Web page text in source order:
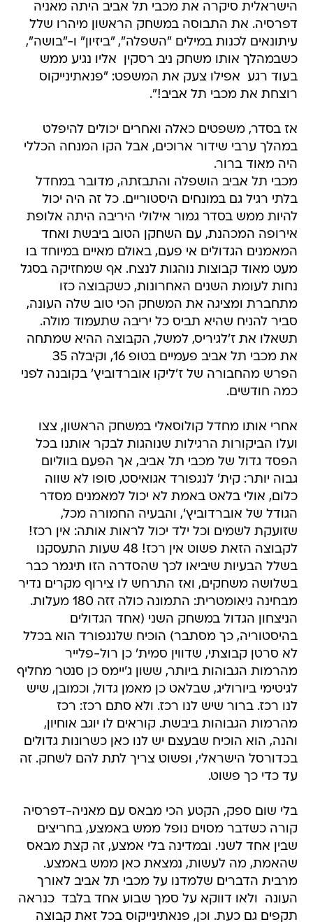
עיתונאים לכנות במילים "השפלה", "ביזיון" ו-"בושה",
כשבמהלך אותו משחק ניב רסקין  אליו נגיע ממש
בעוד רגע  אפילו צעק את המשפט: "פנאתינייקוס
רוצחת את מכבי תל אביב!".
אז בסדר, משפטים כאלה ואחרים יכולים להיפלט
היה מאוד ברור.
מכבי תל אביב הושפלה והתבזתה, מדובר במחדל
בלתי רגיל גם במונחים היסטוריים. כל זה היה יכול
להיות ממש בסדר גמור אילולי היריבה היתה אלופת
אירופה המכהנת, עם השחקן הטוב ביבשת ואחד
המאמנים הגדולים אי פעם, באולם מאיים במיוחד בו
מעט מאוד קבוצות נוהגות לנצח. אף שמחזיקה בסגל
נחות לעומת השנים האחרונות, כשקבוצה כזו
מתחברת ומציגה את המשחק הכי טוב שלה העונה,
סביר להניח שהיא תביס כל יריבה שתעמוד מולה.
תשאלו את ז'לגיריס, למשל, הקבוצה ההיא שמתחה
את מכבי תל אביב פעמיים בטופ 16, וקיבלה 35
הפרש מהחבורה של ז'ליקו אוברדוביץ' בקובנה לפני
כמה חודשים.
אחרי אותו מחדל קולוסאלי במשחק הראשון, צצו
הפסד גדול של מכבי תל אביב, אך הפעם בווליום
גבוה יותר: קית' לנגפורד אגואיסט, סופו לא שווה
כלום, אולי בלאט באמת לא יכול למאמנים מסדר
הגודל של אוברדוביץ', והבעיה החמורה מכל,
שזועקת לשמים וכל ילד יכול לראות אותה: אין רכז!
לקבוצה הזאת פשוט אין רכז! 48 שעות התעסקנו
בשלל הבעיות שיביאו לכך שהסדרה הזו תיגמר כבר
בשלושה משחקים, ואז התרחש לו צירוף מקרים נדיר
מבחינה גיאומטרית: התמונה כולה זזה 180 מעלות.
הניצחון הגדול במשחק השני (אחד הגדולים
בהיסטוריה, כך מסתבר) הוכיח שלנגפורד הוא בכלל
לא סרטן קבוצתי, שדווין סמית' כן רול-פלייר
מהרמות הגבוהות ביותר, ששון ג'יימס כן סנטר מחליף
לגיטימי ביורוליג, שבלאט כן מאמן גדול, וכמובן, שיש
לנו רכז. ברור שיש לנו רכז. ולא סתם רכז: רכז
מהרמות הגבוהות ביבשת. קוראים לו יוגב אוחיון,
והנה, הוא הוכיח שבעצם יש לנו כאן כשרונות גדולים
בכדורסל הישראלי, ופשוט צריך לתת להם לשחק. זה
עד כדי כך פשוט.
בלי שום ספק, הקטע הכי מבאס עם מאניה-דפרסיה
שבין אחד לשני. ובמדינה בלי אמצע, זה קצת מבאס
שהאמת, מה לעשות, נמצאת כאן ממש באמצע.
מרבית הדברים שלמדנו על מכבי תל אביב לאורך
העונה  ולאו דווקא על סמך שבוע אחד בלבד  כנראה
תקפים גם כעת. וכן, פנאתינייקוס בכל זאת קבוצה
טובה יותר, וסביר להניח שהיא גם זו שתעלה בסופו
של דבר לפיינל פור, אבל אם וכאשר התרחיש הנ"ל